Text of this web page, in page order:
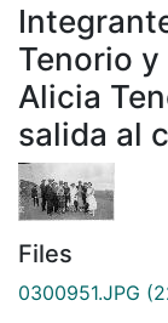
Tenorio
Alicia
salida al
Files
0300951.JPG